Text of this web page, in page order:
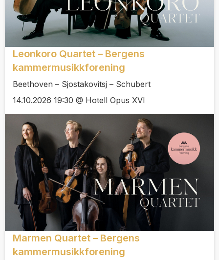
Leonkoro Quartet – Bergens
kammermusikkforening
Beethoven – Sjostakovitsj – Schubert
14.10.2026 19:30 @ Hotell Opus XVI
Marmen Quartet – Bergens
kammermusikkforening